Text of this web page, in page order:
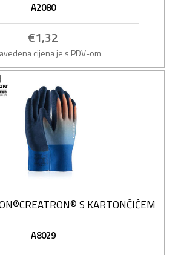
A2080
€1,32
cijena je s PDV-om
S KARTONČIĆEM
A8029